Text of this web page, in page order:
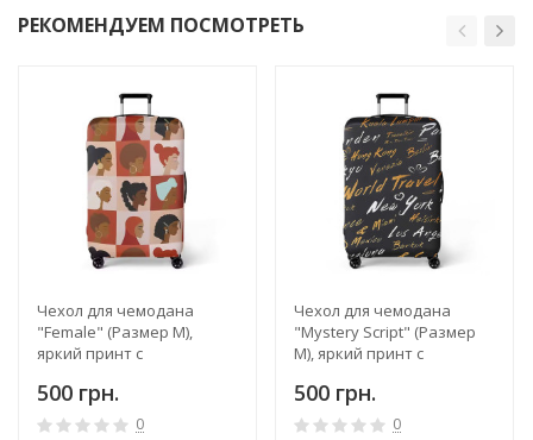
РЕКОМЕНДУЕМ ПОСМОТРЕТЬ
Чехол для чемодана
"Female" (Размер M),
яркий принт с
плотный материал,
вырезы, застежка молния
500 грн.
0
Чехол для чемодана
"Mystery Script" (Размер
M), яркий принт с
плотный материал,
вырезы, застежка молния
500 грн.
0